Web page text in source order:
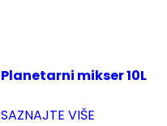
Planetarni mikser 10L
SAZNAJTE VIŠE